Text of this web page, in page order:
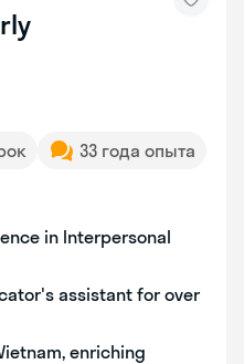
33 года опыта
in Interpersonal
assistant for over
enriching